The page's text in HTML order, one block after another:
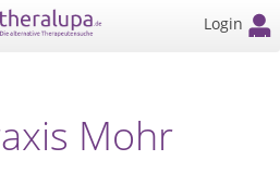
Login
Mohr